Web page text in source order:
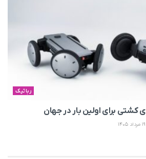
رباتیک
کشتی برای اولین بار در جهان